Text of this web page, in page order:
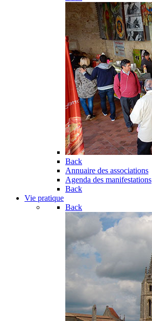
Back
Annuaire des associations
Agenda des manifestations
Back
Vie pratique
Back